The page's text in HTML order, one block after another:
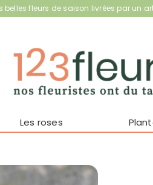
belles fleurs de saison livrées par un
Les roses